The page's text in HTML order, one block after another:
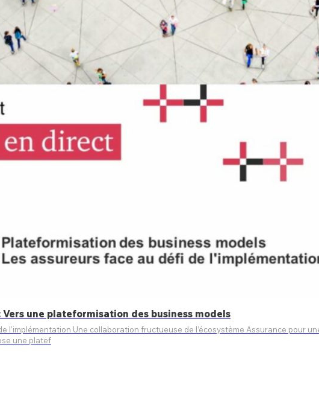
Vers une plateformisation des business models
Assurance pour une étude enrichissante autour des
propose une platef